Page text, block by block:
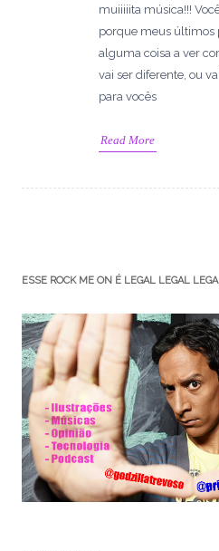
muiiiiita música!!!
porque meus últimos
alguma coisa a ver
vai ser diferente, ou
para vocês
Read More
ESSE ROCK ME ON É LEGAL LEGAL